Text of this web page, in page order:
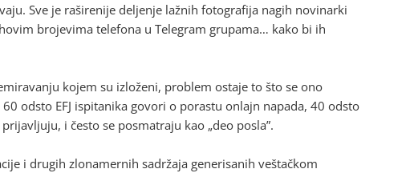
Sve je raširenije deljenje lažnih fotografija nagih novinarki
brojevima telefona u Telegram grupama… kako bi ih
kojem su izloženi, problem ostaje to što se ono
odsto EFJ ispitanika govori o porastu onlajn napada, 40 odsto
i često se posmatraju kao „deo posla”.
i drugih zlonamernih sadržaja generisanih veštačkom